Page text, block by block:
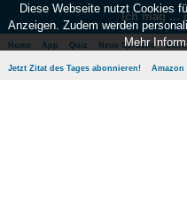
Ich mag ...
Home App Quiz Neue Sprüche
Jetzt Zitat des Tages abonnieren! Amazon
Diese Webseite nutzt Cookies
Anzeigen. Zudem werden
Mehr